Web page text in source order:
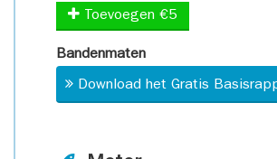
Toevoegen €5
Bandenmaten
Download het Gratis